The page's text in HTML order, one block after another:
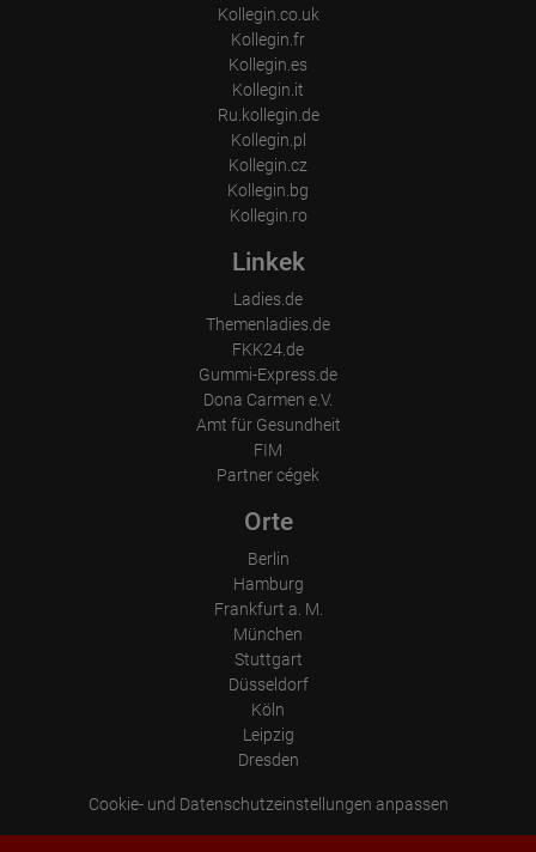
How long did the visitor stay?Kollegin.co.uk
Kollegin.fr
Kollegin.es
Kollegin.it
Ru.kollegin.de
Kollegin.pl
Kollegin.cz
Kollegin.bg
Kollegin.ro
Linkek
Ladies.de
Themenladies.de
FKK24.de
Gummi-Express.de
Dona Carmen e.V.
Amt für Gesundheit
FIM
Partner cégek
Orte
Berlin
Hamburg
Frankfurt a. M.
München
Stuttgart
Düsseldorf
Köln
Leipzig
Dresden
Cookie- und Datenschutzeinstellungen anpassen